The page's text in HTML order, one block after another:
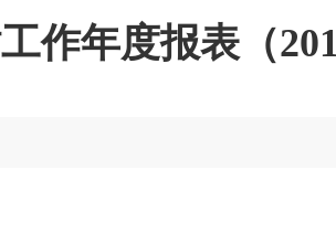
作年度报表（